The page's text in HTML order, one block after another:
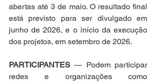
abertas até 3 de maio. O resultado final
está previsto para ser divulgado em
junho de 2026, e o início da execução
dos projetos, em setembro de 2026.
PARTICIPANTES — Podem participar
redes e organizações como